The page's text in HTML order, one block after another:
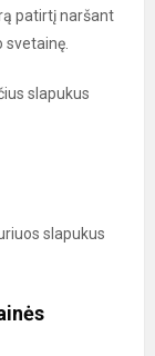
patirtį naršant
slapukus
slapukus